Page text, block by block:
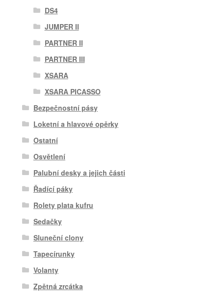
DS4
JUMPER II
PARTNER II
PARTNER III
XSARA
XSARA PICASSO
Bezpečnostní pásy
Loketní a hlavové opěrky
Ostatní
Osvětlení
Palubní desky a jejich části
Řadící páky
Rolety plata kufru
Sedačky
Sluneční clony
Tapecírunky
Volanty
Zpětná zrcátka